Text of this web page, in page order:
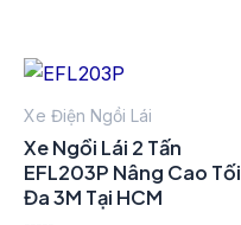
u
t
f
5
Xe Điện Ngồi Lái
Xe Ngồi Lái 2 Tấn
EFL203P Nâng Cao Tối
Đa 3M Tại HCM